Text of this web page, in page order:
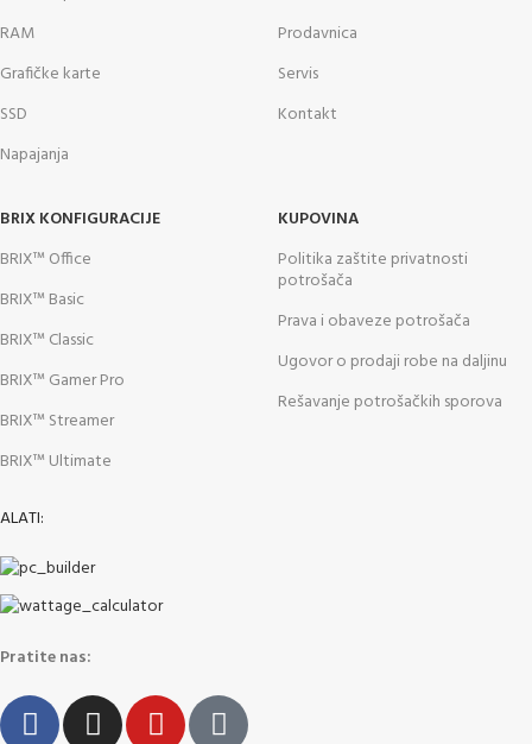
RAM
Grafičke karte
SSD
Napajanja
Prodavnica
Servis
Kontakt
BRIX KONFIGURACIJE
BRIX™ Office
BRIX™ Basic
BRIX™ Classic
BRIX™ Gamer Pro
BRIX™ Streamer
BRIX™ Ultimate
KUPOVINA
Politika zaštite privatnosti
potrošača
Prava i obaveze potrošača
Ugovor o prodaji robe na daljinu
Rešavanje potrošačkih sporova
ALATI:
Pratite nas: